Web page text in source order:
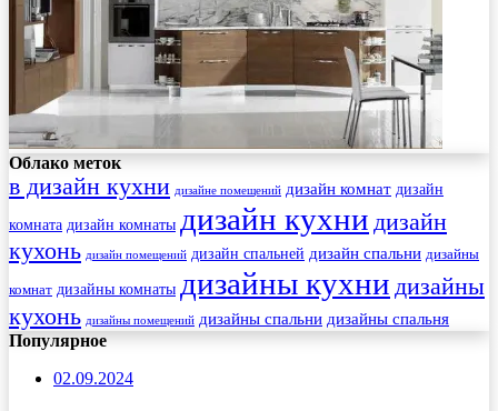
Облако меток
в дизайн кухни дизайне помещений дизайн комнат дизайн
комната дизайн комнаты дизайн кухни дизайн
кухонь дизайн помещений дизайн спальней дизайн спальни дизайны
комнат дизайны комнаты дизайны кухни дизайны
кухонь дизайны помещений дизайны спальни дизайны спальня
Популярное
02.09.2024